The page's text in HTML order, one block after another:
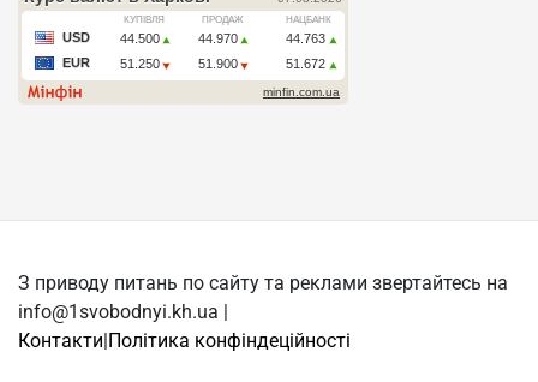
З приводу питань по сайту та реклами звертайтесь на
info@1svobodnyi.kh.ua |
Контакти|Політика конфіндеційності